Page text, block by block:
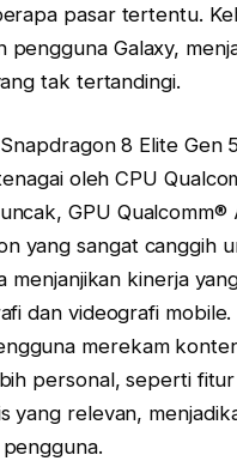
pasar tertentu.
pengguna Galaxy,
tak tertandingi.
8 Elite
oleh CPU
GPU
yang sangat canggih
menjanjikan kinerja
dan videografi
merekam
personal, seperti
yang relevan,